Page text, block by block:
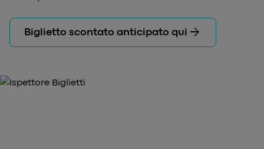
Biglietto scontato anticipato qui arrow_forward